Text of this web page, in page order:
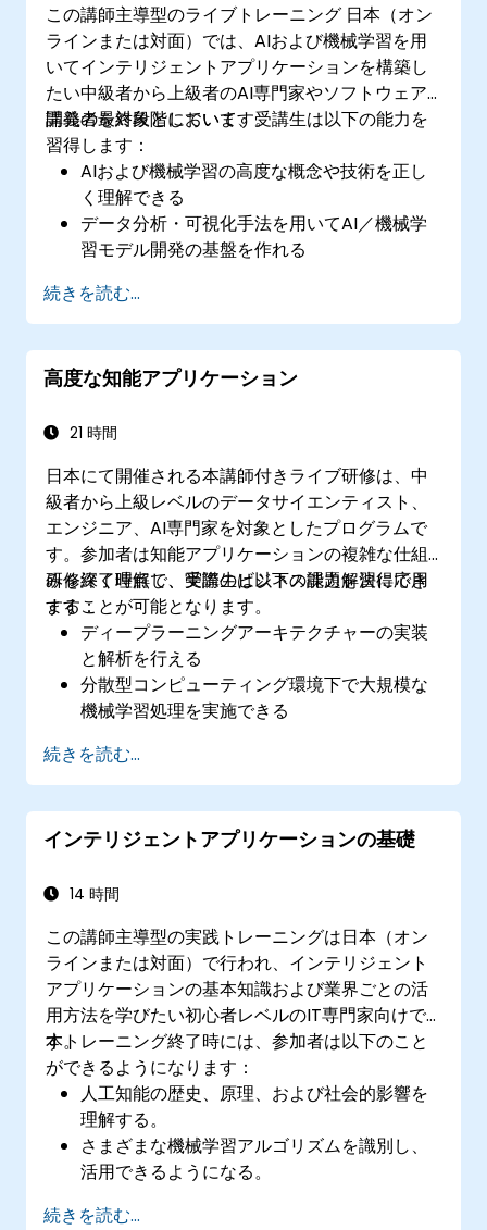
この講師主導型のライブトレーニング 日本（オン
ラインまたは対面）では、AIおよび機械学習を用
いてインテリジェントアプリケーションを構築し
たい中級者から上級者のAI専門家やソフトウェア
開発者を対象としています。
講義の最終段階において、受講生は以下の能力を
習得します：
AIおよび機械学習の高度な概念や技術を正し
く理解できる
データ分析・可視化手法を用いてAI／機械学
習モデル開発の基盤を作れる
訓練・導入できる
​現実の課題解決に役立つインテリジェントア
プリケーションが作れるようになる
各業界におけるAI導入が引き起こす倫理的側
続きを読む...
高度な知能アプリケーション
21 時間
日本にて開催される本講師付きライブ研修は、中
級者から上級レベルのデータサイエンティスト、
エンジニア、AI専門家を対象としたプログラムで
す。参加者は知能アプリケーションの複雑な仕組
みを深く理解し、実際のビジネス課題解決に応用
することが可能となります。
研修終了時点で、受講生は以下の能力を習得でき
ます：
ディープラーニングアーキテクチャーの実装
と解析を行える
分散型コンピューティング環境下で大規模な
機械学習処理を実施できる
用できる
言語理解に適した高度な自然言語処理システ
ムを開発できる
画像や動画分析にコンピュータビジョン技術
AIシステムの開発・導入における倫理的課題
続きを読む...
インテリジェントアプリケーションの基礎
14 時間
この講師主導型の実践トレーニングは日本（オン
ラインまたは対面）で行われ、インテリジェント
アプリケーションの基本知識および業界ごとの活
用方法を学びたい初心者レベルのIT専門家向けで
す。
本トレーニング終了時には、参加者は以下のこと
ができるようになります：
人工知能の歴史、原理、および社会的影響を
理解する。
さまざまな機械学習アルゴリズムを識別し、
活用できるようになる。
管理・分析できるようになる。
続きを読む...